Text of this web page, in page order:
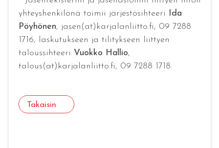
yhteyshenkilönä toimii järjestösihteeri
Ida
Pöyhönen, jasen(at)karjalanliitto.fi, 09 7288
1716, laskutukseen ja tilitykseen liittyen
taloussihteeri Vuokko Hallio,
talous(at)karjalanliitto.fi, 09 7288 1718.
Takaisin